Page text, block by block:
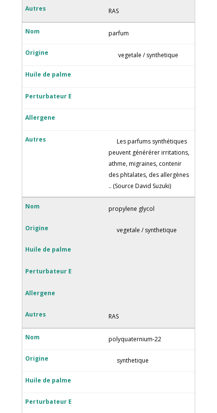
RAS
parfum
vegetale / synthetique
Les parfums synthétiques
peuvent générérer irritations,
athme, migraines, contenir
des phtalates, des allergènes
.. (Source David Suzuki)
propylene glycol
vegetale / synthetique
RAS
polyquaternium-22
synthetique